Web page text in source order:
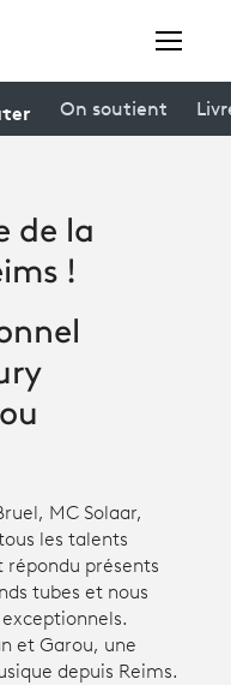
On soutient
de la
!
MC Solaar,
les talents
répondu présents
tubes et nous
et Garou, une
depuis Reims.